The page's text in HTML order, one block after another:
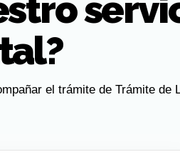
el trámite de Trámite de